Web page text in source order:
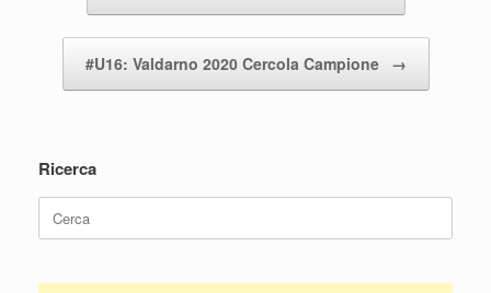
#U16: Valdarno 2020 Cercola Campione →
Ricerca
Ricerca
per: